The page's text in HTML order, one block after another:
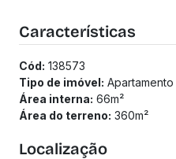
Banheiro acessível;
Depósitos: gás canalizado
Elevador;
Área ajardinada frontal.
(Os preços e informações
Características
Cód: 138573
Tipo de imóvel: Apartamento
Área interna: 66m²
Área do terreno: 360m²
Localização